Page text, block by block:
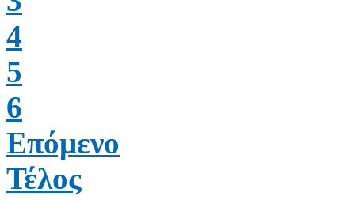
4
5
6
Επόμενο
Τέλος